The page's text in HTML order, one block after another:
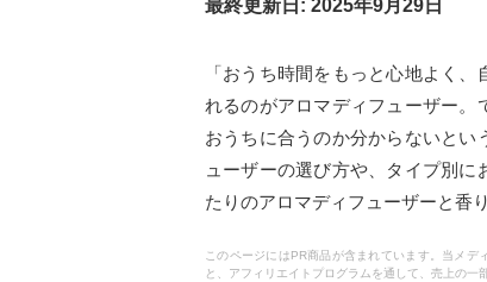
デ
最終更新日: 2025年9月29日
「おうち時間をもっと心地よく
れるのがアロマディフューザー
おうちに合うのか分からないとい
ューザーの選び方や、タイプ別
たりのアロマディフューザーと香
このページにはPR商品が含まれています。当メ
と、アフィリエイトプログラムを通して、売上の一